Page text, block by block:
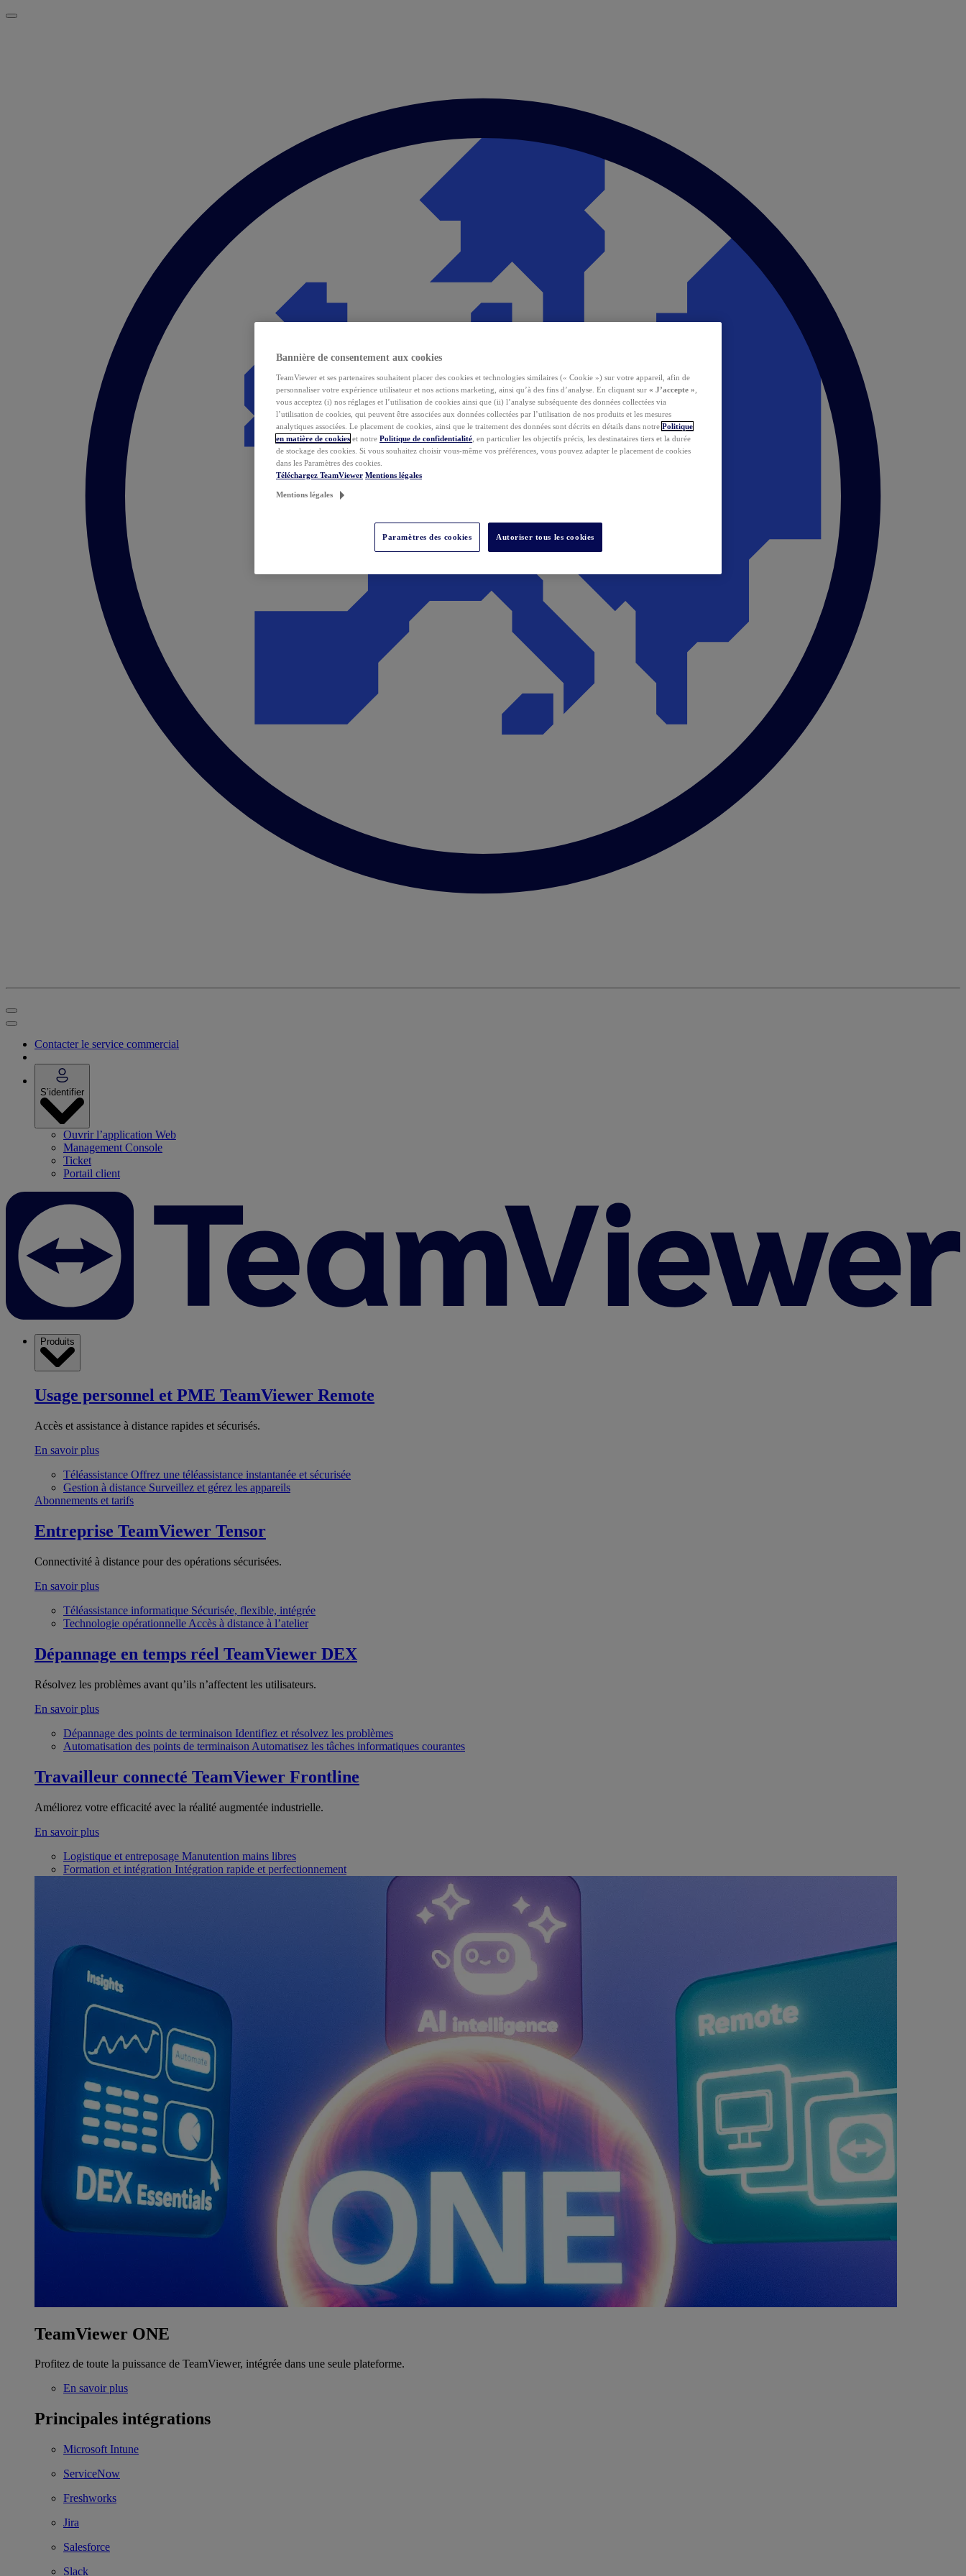
Contacter le service commercial
S’identifier
Ouvrir l’application Web
Management Console
Ticket
Portail client
Produits
Usage personnel et PME TeamViewer Remote
Accès et assistance à distance rapides et sécurisés.
En savoir plus
Téléassistance Offrez une téléassistance instantanée et sécurisée
Gestion à distance Surveillez et gérez les appareils
Abonnements et tarifs
Entreprise TeamViewer Tensor
Connectivité à distance pour des opérations sécurisées.
En savoir plus
Téléassistance informatique Sécurisée, flexible, intégrée
Technologie opérationnelle Accès à distance à l’atelier
Dépannage en temps réel TeamViewer DEX
Résolvez les problèmes avant qu’ils n’affectent les utilisateurs.
En savoir plus
Dépannage des points de terminaison Identifiez et résolvez les problèmes
Automatisation des points de terminaison Automatisez les tâches informatiques courantes
Travailleur connecté TeamViewer Frontline
Améliorez votre efficacité avec la réalité augmentée industrielle.
En savoir plus
Logistique et entreposage Manutention mains libres
Formation et intégration Intégration rapide et perfectionnement
TeamViewer ONE
Profitez de toute la puissance de TeamViewer, intégrée dans une seule plateforme.
En savoir plus
Principales intégrations
Microsoft Intune
ServiceNow
Freshworks
Jira
Salesforce
Slack
Bannière de consentement aux cookies
TeamViewer et ses partenaires souhaitent placer des cookies et technologies similaires (« Cookie ») sur votre appareil, afin de
personnaliser votre expérience utilisateur et nos actions marketing, ainsi qu’à des fins d’analyse. En cliquant sur « J’accepte »
vous acceptez (i) nos réglages et l’utilisation de cookies ainsi que (ii) l’analyse subséquente des données collectées via
l’utilisation de cookies, qui peuvent être associées aux données collectées par l’utilisation de nos produits et les mesures
analytiques associées. Le placement de cookies, ainsi que le traitement des données sont décrits en détails dans notre Politique
en matière de cookies et notre Politique de confidentialité , en particulier les objectifs précis, les destinataires tiers et la durée
de stockage des cookies. Si vous souhaitez choisir vous-même vos préférences, vous pouvez adapter le placement de cookies
dans les Paramètres des cookies.
Téléchargez TeamViewer Mentions légales
Mentions légales
Paramètres des cookies Autoriser tous les cookies